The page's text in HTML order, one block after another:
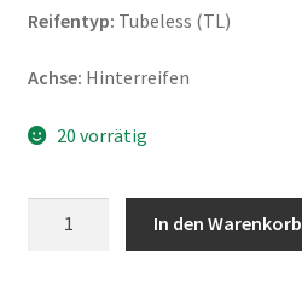
Reifentyp: Tubeless (TL)
Achse: Hinterreifen
20 vorrätig
In den Warenkorb